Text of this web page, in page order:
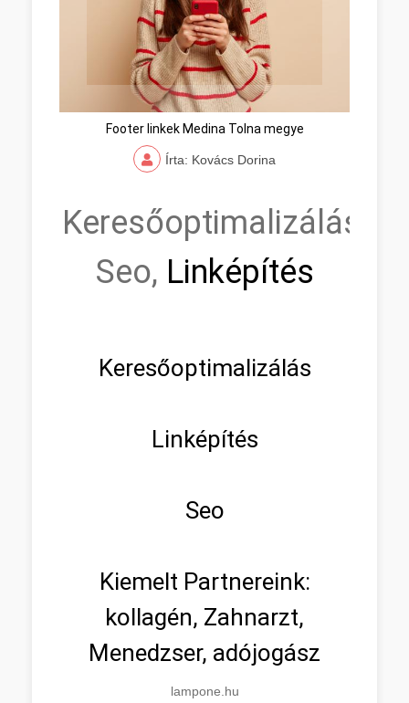
Footer linkek Medina Tolna megye
Írta: Kovács Dorina
Keresőoptimalizálás,
Seo, Linképítés
Keresőoptimalizálás
Linképítés
Seo
Kiemelt Partnereink:
kollagén, Zahnarzt,
Menedzser, adójogász
lampone.hu